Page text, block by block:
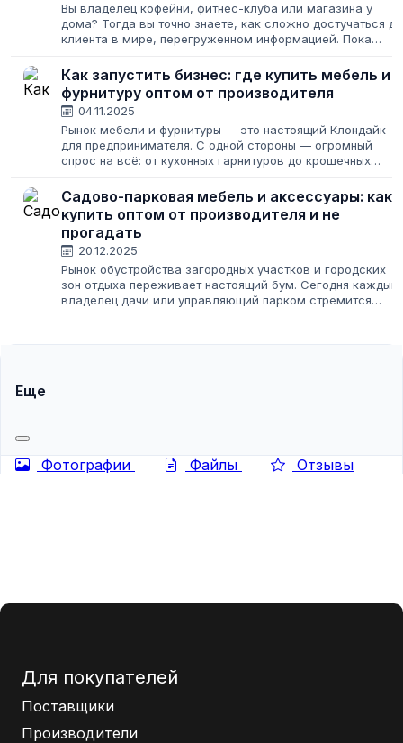
Вы владелец кофейни, фитнес-клуба или магазина у
дома? Тогда вы точно знаете, как сложно достучаться до
клиента в мире, перегруженном информацией. Пока
можете обойти их на повороте,...
Как запустить бизнес: где купить мебель и
фурнитуру оптом от производителя
04.11.2025
Рынок мебели и фурнитуры — это настоящий Клондайк
для предпринимателя. С одной стороны — огромный
спрос на всё: от кухонных гарнитуров до крошечных
свои условия, цены и минимальные...
Садово-парковая мебель и аксессуары: как
купить оптом от производителя и не
прогадать
20.12.2025
Рынок обустройства загородных участков и городских
зон отдыха переживает настоящий бум. Сегодня каждый
владелец дачи или управляющий парком стремится
Еще
Фотографии Файлы Отзывы
Для покупателей
Поставщики
Производители